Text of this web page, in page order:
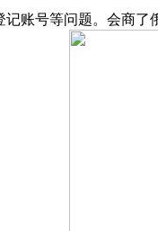
号等问题。会商了